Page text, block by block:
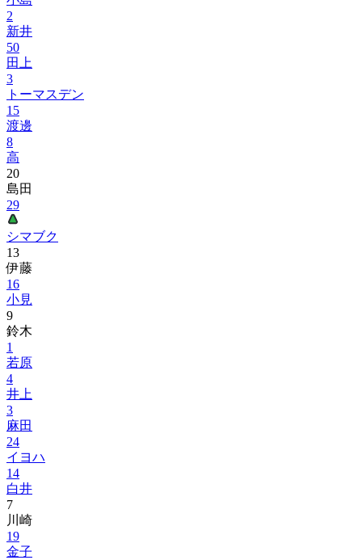
2
新井
50
田上
3
トーマスデン
15
渡邊
8
高
20
島田
29
シマブク
13
伊藤
16
小見
9
鈴木
1
若原
4
井上
3
麻田
24
イヨハ
14
白井
7
川崎
19
金子